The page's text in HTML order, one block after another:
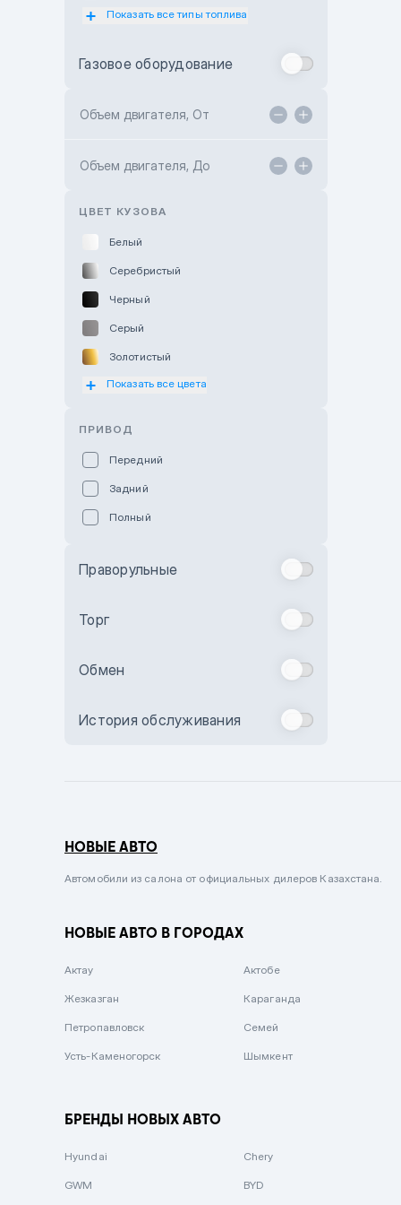
Subaru Motor Almaty
Toyota Kokshetau
Hyundai ShymCity
Показать все типы топлива
Газовое оборудование
Объем двигателя, От
Объем двигателя, До
ЦВЕТ КУЗОВА
Белый
Серебристый
Черный
Серый
Золотистый
Оранжевый
Бежевый
Комбинированный
Сиреневый металлик
Вишневый
Зеленый металлик
Показать все цвета
ПРИВОД
Передний
Задний
Полный
Праворульные
Торг
Обмен
История обслуживания
НОВЫЕ АВТО
Автомобили из салона от официальных дилеров Казахстана.
НОВЫЕ АВТО В ГОРОДАХ
Актау Актобе
Жезказган Караганда
Петропавловск Семей
Усть-Каменогорск Шымкент
БРЕНДЫ НОВЫХ АВТО
Hyundai Chery
GWM BYD